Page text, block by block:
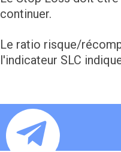
continuer.
Le ratio risque/
l'indicateur SLC